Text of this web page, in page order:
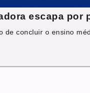
escapa por
de concluir o ensino